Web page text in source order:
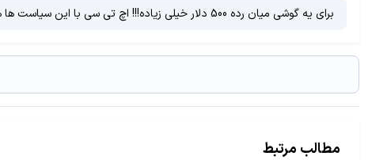
برای یه گوشی میان رده 500 دلار خیلی زیاده!!! اچ تی سی با این سیاست ها هر بیشتر رو به زوال میره
مطالب مرتبط